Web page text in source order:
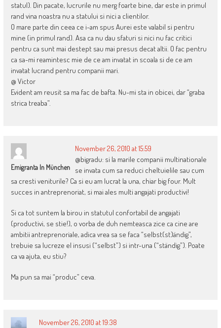
statul). Din pacate, lucrurile nu merg foarte bine, dar este in primul
rand vina noastra nu a statului si nici a clientilor.
O mare parte din ceea ce i-am spus Aurei este valabil si pentru
mine (in primul rand). Asa ca nu dau sfaturi si nici nu fac critici
pentru ca sunt mai destept sau mai presus decat altii. O fac pentru
ca sa-mi reamintesc mie de ce am invatat in scoala si de ce am
invatat lucrand pentru companii mari.
@ Victor
Evident am reusit sa ma fac de bafta. Nu-mi sta in obicei, dar “graba
strica treaba”.
Emigranta In München
November 26, 2010 at 15:59
@bigradu: si la marile companii multinationale
se invata cum sa reduci cheltuielile sau cum
sa cresti veniturile? Ca si eu am lucrat la una, chiar big four. Mult
succes in antreprenoriat, si mai ales multi angajati productivi!
Si ca tot suntem la birou in statutul confortabil de angajati
(productivi, se stie!), o vorba de duh nemteasca zice ca cine are
ambitii antreprenoriale, adica vrea sa se faca “selbst(st)ändig”,
trebuie sa lucreze el insusi (“selbst”) si intr-una (“ständig”). Poate
ca va ajuta, eu stiu?
Ma pun sa mai “produc” ceva.
November 26, 2010 at 19:38